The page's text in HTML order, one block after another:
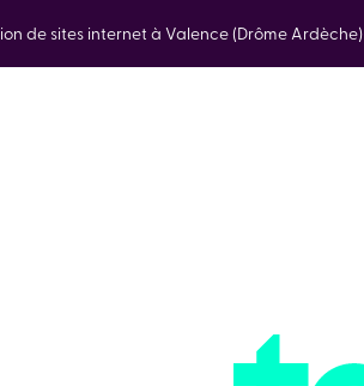
de sites internet à Valence (Drôme Ardèche)